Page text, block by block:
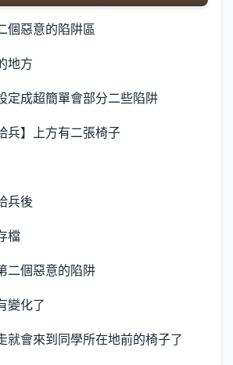
個惡意的陷阱區
地方
定成超簡單會部分二些陷阱
兵】上方有二張椅子
兵後
檔
二個惡意的陷阱
變化了
就會來到同學所在地前的椅子了